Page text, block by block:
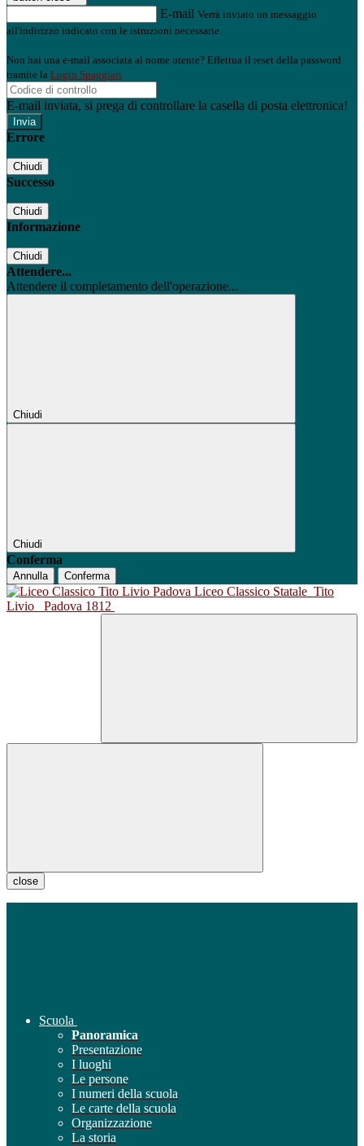
E-mail Verrà inviato un messaggio
all'indirizzo indicato con le istruzioni necessarie.
Non hai una e-mail associata al nome utente? Effettua il reset della password
tramite la Login Spaggiari
E-mail inviata, si prega di controllare la casella di posta elettronica!
Errore
Chiudi
Successo
Chiudi
Informazione
Chiudi
Attendere...
Attendere il completamento dell'operazione...
Chiudi
Chiudi
Conferma
Annulla Conferma
Liceo Classico Statale Tito
Livio
Padova 1812
close
Scuola
Panoramica
Presentazione
I luoghi
Le persone
I numeri della scuola
Le carte della scuola
Organizzazione
La storia